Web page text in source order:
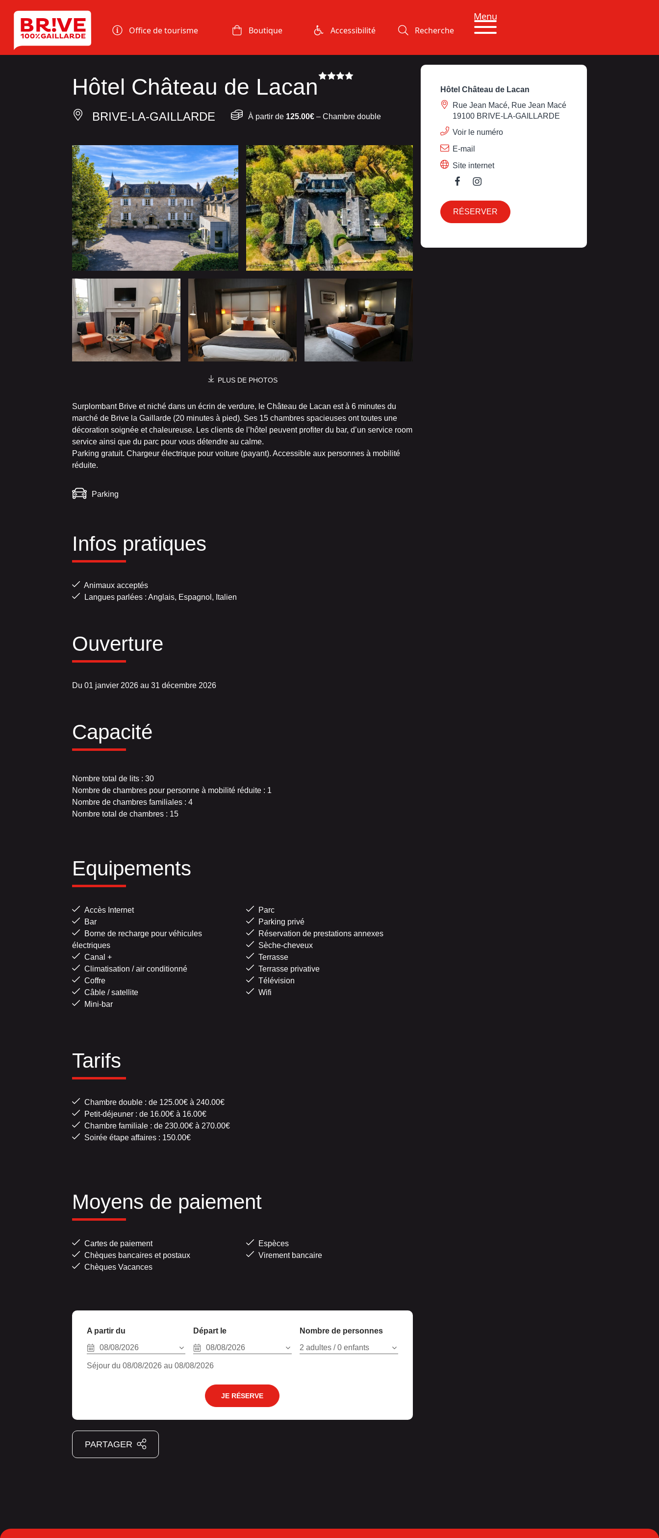
Office de tourisme Boutique Accessibilité Recherche
Menu
Hôtel Château de Lacan
BRIVE-LA-GAILLARDE À partir de 125.00€ – Chambre double
PLUS DE PHOTOS
Surplombant Brive et niché dans un écrin de verdure, le Château de Lacan est à 6 minutes du
marché de Brive la Gaillarde (20 minutes à pied). Ses 15 chambres spacieuses ont toutes une
décoration soignée et chaleureuse. Les clients de l’hôtel peuvent profiter du bar, d’un service room
service ainsi que du parc pour vous détendre au calme.
Parking gratuit. Chargeur électrique pour voiture (payant). Accessible aux personnes à mobilité
réduite.
Parking
Infos pratiques
Animaux acceptés
Langues parlées : Anglais, Espagnol, Italien
Ouverture
Du 01 janvier 2026 au 31 décembre 2026
Capacité
Nombre total de lits : 30
Nombre de chambres pour personne à mobilité réduite : 1
Nombre de chambres familiales : 4
Nombre total de chambres : 15
Equipements
Accès Internet
Bar
Borne de recharge pour véhicules
électriques
Canal +
Climatisation / air conditionné
Coffre
Câble / satellite
Mini-bar
Parc
Parking privé
Réservation de prestations annexes
Sèche-cheveux
Terrasse
Terrasse privative
Télévision
Wifi
Tarifs
Chambre double : de 125.00€ à 240.00€
Petit-déjeuner : de 16.00€ à 16.00€
Chambre familiale : de 230.00€ à 270.00€
Soirée étape affaires : 150.00€
Moyens de paiement
Cartes de paiement
Chèques bancaires et postaux
Chèques Vacances
Espèces
Virement bancaire
A partir du
08/08/2026
Départ le
08/08/2026
Nombre de personnes
2 adultes / 0 enfants
Séjour du 08/08/2026 au 08/08/2026
JE RÉSERVE
PARTAGER
Hôtel Château de Lacan
Rue Jean Macé, Rue Jean Macé
19100 BRIVE-LA-GAILLARDE
Voir le numéro
E-mail
Site internet
RÉSERVER